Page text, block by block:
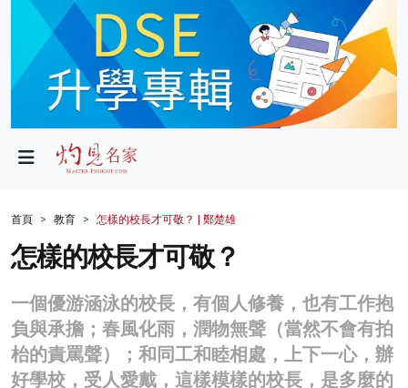
政局
財經
生活
商業
科技
首頁 教育 怎樣的校長才可敬？ | 鄭楚雄
怎樣的校長才可敬？
一個優游涵泳的校長，有個人修養，也有工作抱
負與承擔；春風化雨，潤物無聲（當然不會有拍
枱的責罵聲）；和同工和睦相處，上下一心，辦
好學校，受人愛戴，這樣模樣的校長，是多麼的